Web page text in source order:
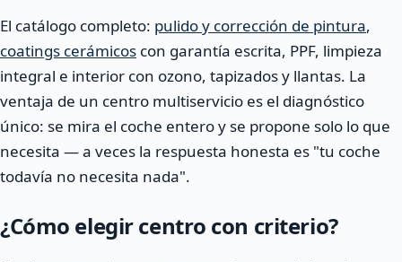
El catálogo completo: pulido y corrección de pintura,
coatings cerámicos con garantía escrita, PPF, limpieza
integral e interior con ozono, tapizados y llantas. La
ventaja de un centro multiservicio es el diagnóstico
único: se mira el coche entero y se propone solo lo que
necesita — a veces la respuesta honesta es "tu coche
todavía no necesita nada".
¿Cómo elegir centro con criterio?